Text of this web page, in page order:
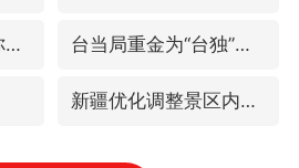
微信又有新功能，你可以“撤回”你的撤回了！ 台当局重金为“台独”织“皇帝新衣”
新疆优化调整景区内自驾服务费